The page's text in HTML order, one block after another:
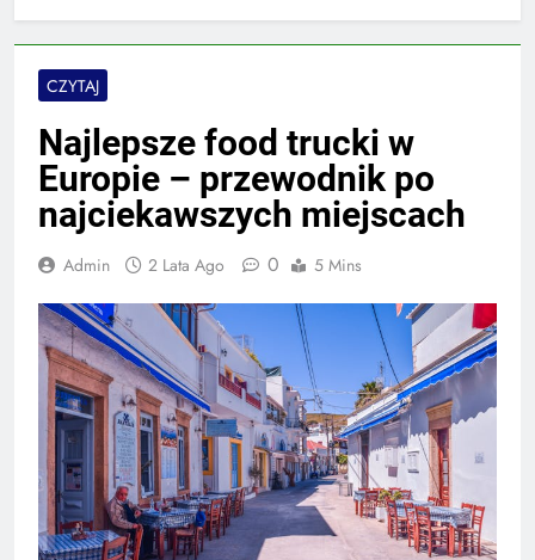
CZYTAJ
Najlepsze food trucki w
Europie – przewodnik po
najciekawszych miejscach
Admin 2 Lata Ago 0 5 Mins